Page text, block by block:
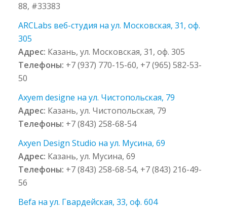
88, #33383
ARCLabs веб-студия на ул. Московская, 31, оф.
305
Адрес: Казань, ул. Московская, 31, оф. 305
Телефоны: +7 (937) 770-15-60, +7 (965) 582-53-
50
Axyem designe на ул. Чистопольская, 79
Адрес: Казань, ул. Чистопольская, 79
Телефоны: +7 (843) 258-68-54
Axyen Design Studio на ул. Мусина, 69
Адрес: Казань, ул. Мусина, 69
Телефоны: +7 (843) 258-68-54, +7 (843) 216-49-
56
Befa на ул. Гвардейская, 33, оф. 604